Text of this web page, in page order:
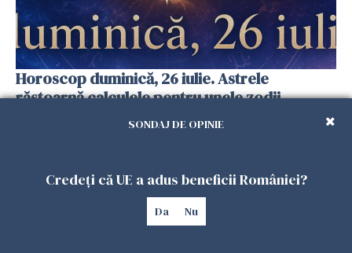
Horoscop duminică, 26 iulie. Astrele
răstoarnă calculele pentru unele zodii
SONDAJ DE OPINIE
Credeți că UE a adus beneficii României?
Da Nu